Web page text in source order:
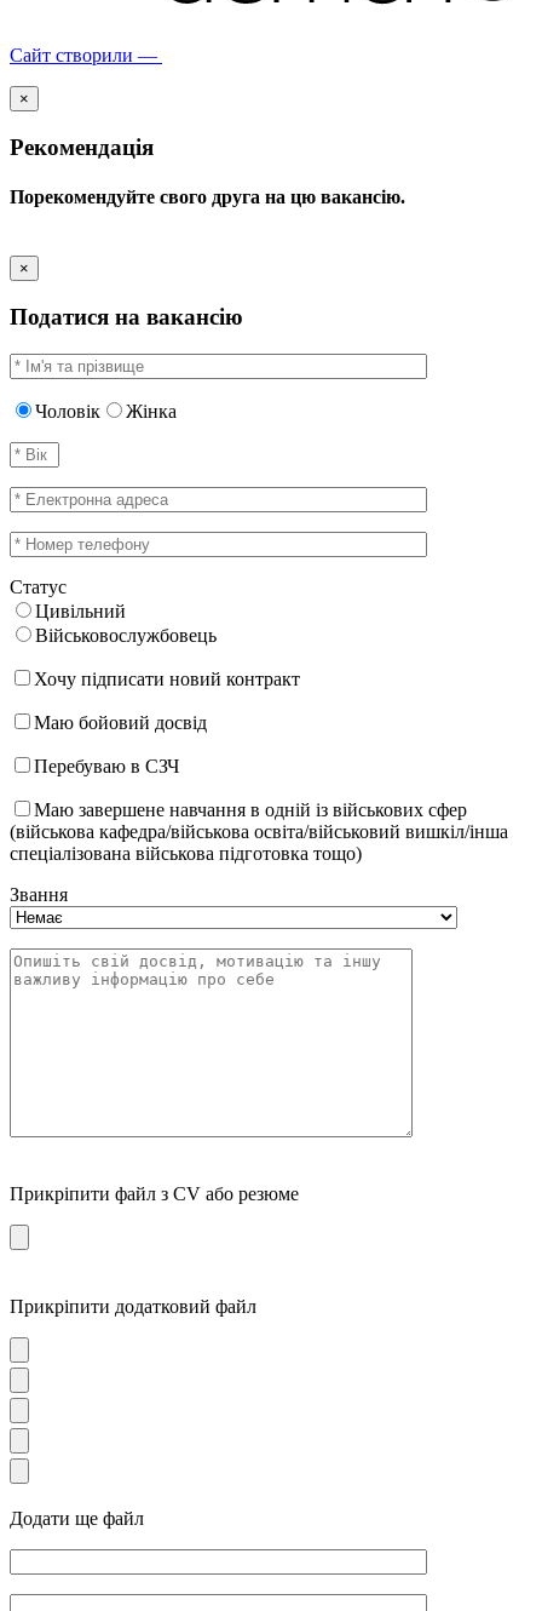
Сайт створили —
×
Рекомендація
Порекомендуйте свого друга на цю вакансію.
×
Податися на вакансію
Чоловік Жінка
Статус
Цивільний
Військовослужбовець
Хочу підписати новий контракт
Маю бойовий досвід
Перебуваю в СЗЧ
Маю завершене навчання в одній із військових сфер
(військова кафедра/військова освіта/військовий вишкіл/інша
спеціалізована військова підготовка тощо)
Звання
Прикріпити файл з CV або резюме
Прикріпити додатковий файл
Додати ще файл